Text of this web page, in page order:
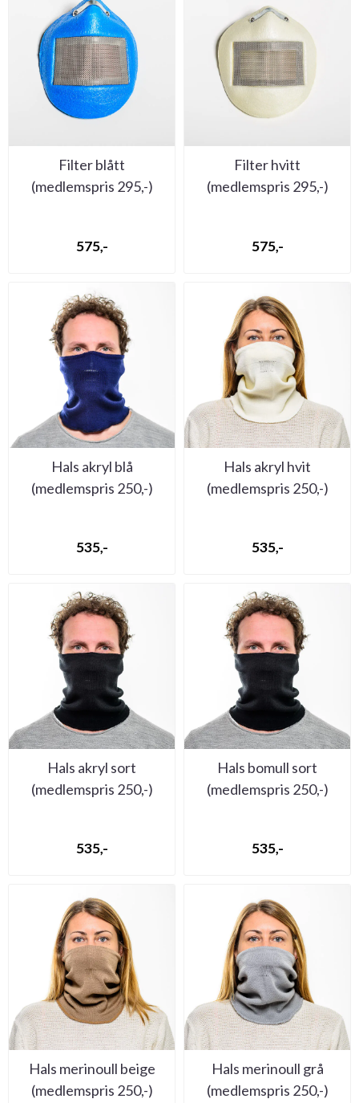
Filter blått
(medlemspris 295,-)
575,-
Filter hvitt
(medlemspris 295,-)
575,-
Hals akryl blå
(medlemspris 250,-)
535,-
Hals akryl hvit
(medlemspris 250,-)
535,-
Hals akryl sort
(medlemspris 250,-)
535,-
Hals bomull sort
(medlemspris 250,-)
535,-
Hals merinoull beige
(medlemspris 250,-)
Hals merinoull grå
(medlemspris 250,-)